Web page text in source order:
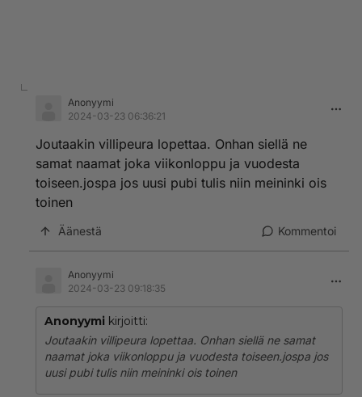
Anonyymi
2024-03-23 06:36:21
Joutaakin villipeura lopettaa. Onhan siellä ne
samat naamat joka viikonloppu ja vuodesta
toiseen.jospa jos uusi pubi tulis niin meininki ois
toinen
Äänestä Kommentoi
Anonyymi
2024-03-23 09:18:35
Anonyymi kirjoitti:
Joutaakin villipeura lopettaa. Onhan siellä ne samat
naamat joka viikonloppu ja vuodesta toiseen.jospa jos
uusi pubi tulis niin meininki ois toinen